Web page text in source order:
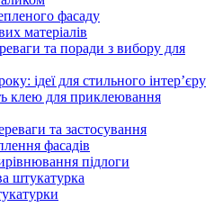
фасаду
матеріалів
та поради з вибору для
ідеї для стильного інтер’єру
клею для приклеювання
та застосування
фасадів
підлоги
штукатурка